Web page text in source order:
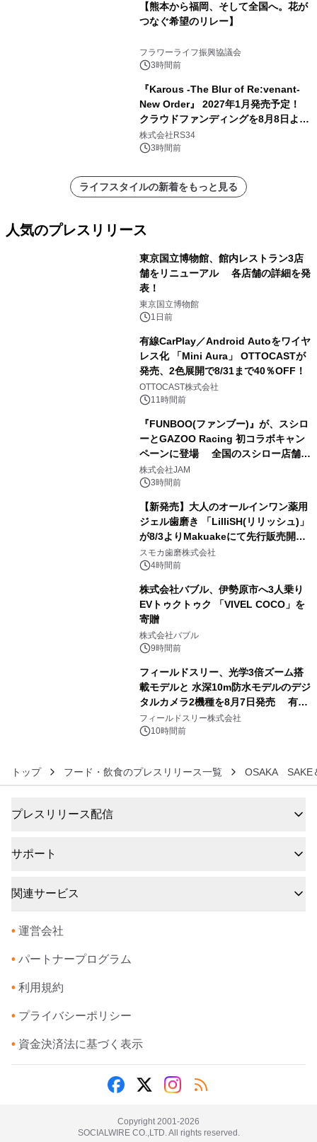
【熊本から福岡、そして全国へ。花が
つなぐ希望のリレー】
フラワーライフ振興協議会
3時間前
『Karous -The Blur of Re:venant-
New Order』 2027年1月発売予定！
クラウドファンディングを8月8日より
開始
株式会社RS34
3時間前
ライフスタイルの新着をもっと見る
人気のプレスリリース
東京国立博物館、館内レストラン3店
舗をリニューアル 各店舗の詳細を発
表！
東京国立博物館
1日前
有線CarPlay／Android Autoをワイヤ
レス化 「Mini Aura」 OTTOCASTが
発売、2色展開で8/31まで40％OFF！
OTTOCAST株式会社
11時間前
『FUNBOO(ファンブー)』が、スシロ
ーとGAZOO Racing 初コラボキャン
ペーンに登場 全国のスシロー店舗で
GR 4車種の FUNBOO(ミニカー)付き
メニューが展開されます
株式会社JAM
3時間前
【新発売】大人のオールインワン薬用
ジェル歯磨き 「LilliSH(リリッシュ)」
が8/3よりMakuakeにて先行販売開
始！
スモカ歯磨株式会社
4時間前
株式会社バブル、伊勢原市へ3人乗り
EVトゥクトゥク 「VIVEL COCO」を
寄贈
株式会社バブル
9時間前
フィールドスリー、光学3倍ズーム搭
載モデルと 水深10m防水モデルのデジ
タルカメラ2機種を8月7日発売 有効
約1300万画素、用途別に選べるコンデ
ジ新登場
フィールドスリー株式会社
10時間前
トップ フード・飲食のプレスリリース一覧 OSAKA
プレスリリース配信
サポート
関連サービス
• 運営会社
• パートナープログラム
• 利用規約
• プライバシーポリシー
• 資金決済法に基づく表示
Copyright 2001-2026
SOCIALWIRE CO.,LTD. All rights reserved.